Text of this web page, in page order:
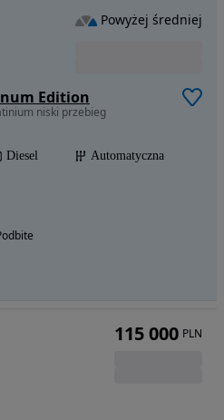
Edition
niski przebieg
Diesel
Automatyczna
Powyżej średniej
115 000 PLN